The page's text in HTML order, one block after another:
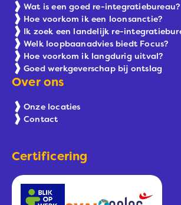
Wat is een goed re-integratiebureau?
Hoe voorkom ik een loonsanctie?
Ik zoek een landelijk re-
Welk loopbaanadvies biedt Focus?
Hoe voorkom ik langdurig uitval?
Goed werkgeverschap bij ontslag
Over ons
Onze locaties
Contact
Certificering